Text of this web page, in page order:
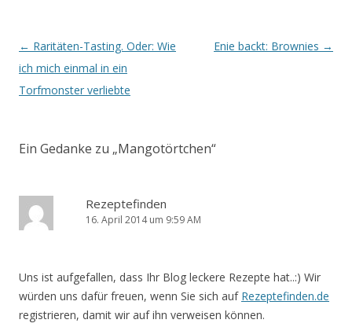
Beitrags-
Navigation
← Raritäten-Tasting. Oder: Wie
ich mich einmal in ein
Torfmonster verliebte
Enie backt: Brownies →
Ein Gedanke zu „Mangotörtchen“
Rezeptefinden
16. April 2014 um 9:59 AM
Uns ist aufgefallen, dass Ihr Blog leckere Rezepte hat..:) Wir
würden uns dafür freuen, wenn Sie sich auf Rezeptefinden.de
registrieren, damit wir auf ihn verweisen können.